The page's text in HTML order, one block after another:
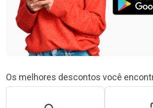
Os melhores descontos você